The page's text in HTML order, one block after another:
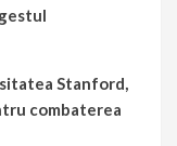
Stanford,
combaterea